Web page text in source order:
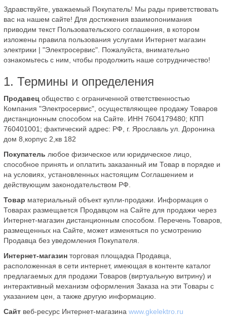
Здравствуйте, уважаемый Покупатель! Мы рады приветствовать
вас на нашем сайте! Для достижения взаимопонимания
приводим текст Пользовательского соглашения, в котором
изложены правила пользования услугами Интернет магазин
электрики | "Электросервис". Пожалуйста, внимательно
ознакомьтесь с ним, чтобы продолжить наше сотрудничество!
1. Термины и определения
Продавец общество с ограниченной ответственностью
Компания "Электросервис", осуществляющее продажу Товаров
дистанционным способом на Сайте. ИНН 7604179480; КПП
760401001; фактический адрес: РФ, г. Ярославль ул. Доронина
дом 8,корпус 2,кв 182
Покупатель любое физическое или юридическое лицо,
способное принять и оплатить заказанный им Товар в порядке и
на условиях, установленных настоящим Соглашением и
действующим законодательством РФ.
Товар материальный объект купли-продажи. Информация о
Товарах размещается Продавцом на Сайте для продажи через
Интернет-магазин дистанционным способом. Перечень Товаров,
размещенных на Сайте, может изменяться по усмотрению
Продавца без уведомления Покупателя.
Интернет-магазин торговая площадка Продавца,
расположенная в сети интернет, имеющая в контенте каталог
предлагаемых для продажи Товаров (виртуальную витрину) и
интерактивный механизм оформления Заказа на эти Товары с
указанием цен, а также другую информацию.
Сайт веб-ресурс Интернет-магазина www.gkelektro.ru